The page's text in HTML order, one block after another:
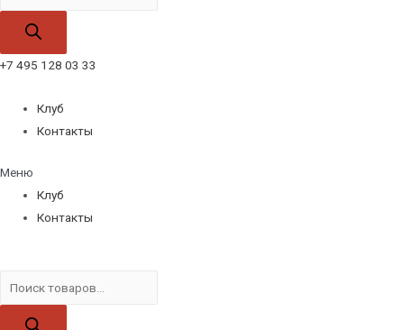
товаров
+7 495 128 03 33
Клуб
Контакты
Меню
Клуб
Контакты
товаров